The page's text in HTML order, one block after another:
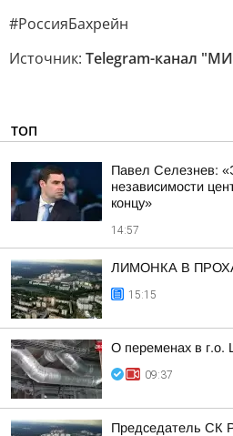
#РоссияБахрейн
Источник: Telegram-канал
ТОП
Павел Селезнев:
независимости
концу»
14:57
ЛИМОНКА В
15:15
О переменах в
09:37
Председатель СК